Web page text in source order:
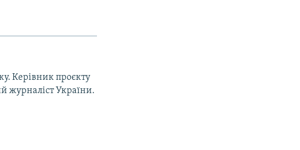
Керівник проєкту
журналіст України.